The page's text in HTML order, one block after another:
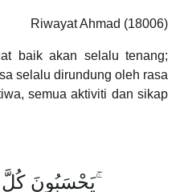
Riwayat Ahmad (18006)
baik akan selalu tenang;
selalu dirundung oleh rasa
semua aktiviti dan sikap
يَحْسَبُونَ كُلَّ صَيْحَةٍ عَلَيْهِمْ ۚ